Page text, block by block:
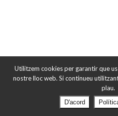
Utilitzem cookies per garantir que
nostre lloc web. Si continueu
plau.
D'acord